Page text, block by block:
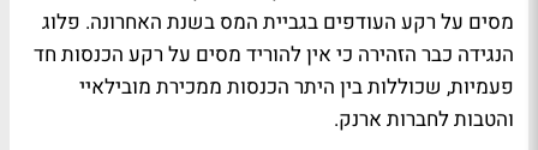
מסים על רקע העודפים בגביית המס בשנת האחרונה. פלוג
הנגידה כבר הזהירה כי אין להוריד מסים על רקע הכנסות חד
פעמיות, שכוללות בין היתר הכנסות ממכירת מובילאיי
והטבות לחברות ארנק.